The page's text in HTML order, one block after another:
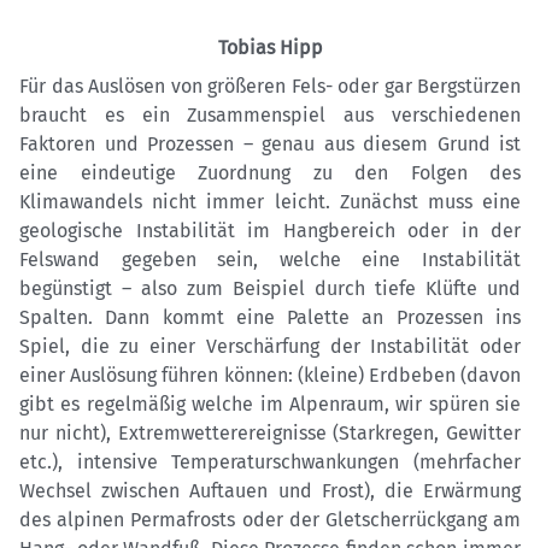
Tobias Hipp
Für das Auslösen von größeren Fels- oder gar Bergstürzen
braucht es ein Zusammenspiel aus verschiedenen
Faktoren und Prozessen – genau aus diesem Grund ist
eine eindeutige Zuordnung zu den Folgen des
Klimawandels nicht immer leicht. Zunächst muss eine
geologische Instabilität im Hangbereich oder in der
Felswand gegeben sein, welche eine Instabilität
begünstigt – also zum Beispiel durch tiefe Klüfte und
Spalten. Dann kommt eine Palette an Prozessen ins
Spiel, die zu einer Verschärfung der Instabilität oder
einer Auslösung führen können: (kleine) Erdbeben (davon
gibt es regelmäßig welche im Alpenraum, wir spüren sie
nur nicht), Extremwetterereignisse (Starkregen, Gewitter
etc.), intensive Temperaturschwankungen (mehrfacher
Wechsel zwischen Auftauen und Frost), die Erwärmung
des alpinen Permafrosts oder der Gletscherrückgang am